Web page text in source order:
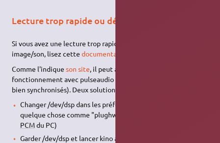
Lecture trop rapide ou décalage image/son
Si vous avez une lecture trop rapide dans kino et un décalage
image/son, lisez cettedocumentation
Comme l'indiqueson site, il peut aussi s'agir d'un mauvais
fonctionnement avec pulseaudio (le son et l'image ne sont pas
bien synchronisés). Deux solutions sont proposées:
Changer /dev/dsp dans les préférences "Audio Device" par
quelque chose comme "plughw:0,0" (ou le périphérique
PCMdu PC)
Garder /dev/dsp et lancer kino avec la commande "padsp